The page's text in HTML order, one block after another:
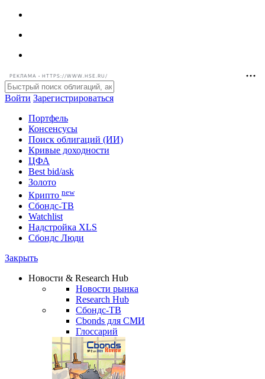
РЕКЛАМА • HTTPS://WWW.HSE.RU/
Войти Зарегистрироваться
Портфель
Консенсусы
Поиск облигаций (ИИ)
Кривые доходности
ЦФА
Best bid/ask
Золото
Крипто new
Watchlist
Сбондс Люди
Новости & Research Hub
Новости рынка
Research Hub
Сбондс-ТВ
Cbonds для СМИ
Глоссарий